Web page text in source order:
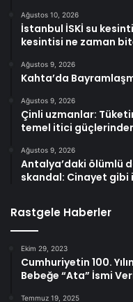
Ağustos 10, 2026
İstanbul İSKİ su
kesintisi ne zaman
Ağustos 9, 2026
Kahta’da
Ağustos 9, 2026
Çinli uzmanlar:
temel itici
Ağustos 9, 2026
Antalya’daki ölümlü
skandal: Cinayet gibi
Rastgele Haberler
Ekim 29, 2023
Cumhuriyetin 100.
Bebeğe “Ata” İsmi
Temmuz 19, 2025